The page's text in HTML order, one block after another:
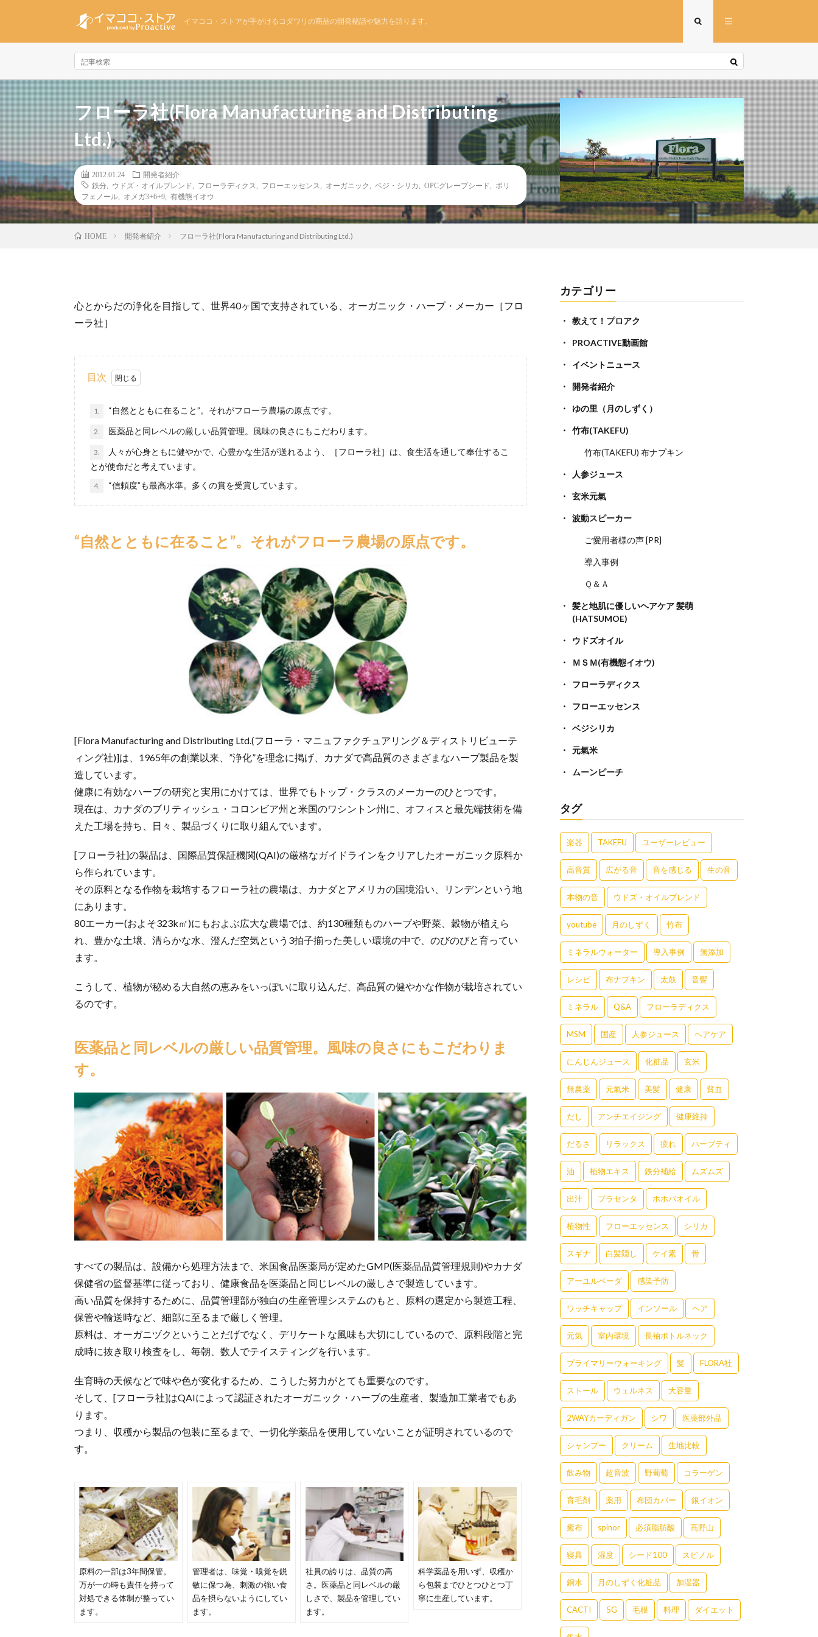
イマココ・ストアが手がけるコダワリの商品の開発秘話や魅力を語ります。
フローラ社(Flora Manufacturing and Distributing
Ltd.)
2012.01.24
開発者紹介
鉄分
ウドズ・オイルブレンド フローラディクス フローエッセンス オーガニック ベジ・シリカ OPCグレープシード
ポリ
フェノール
オメガ3+6+9 有機態イオウ
HOME 開発者紹介 フローラ社(Flora Manufacturing and Distributing Ltd.)
心とからだの浄化を目指して、世界40ヶ国で支持されている、オーガニック・ハーブ・メーカー［フロ
ーラ社］
目次
1. “自然とともに在ること”。それがフローラ農場の原点です。
2. 医薬品と同レベルの厳しい品質管理。風味の良さにもこだわります。
3.
人々が心身ともに健やかで、心豊かな生活が送れるよう、［フローラ社］は、食生活を通して奉仕するこ
とが使命だと考えています。
4. “信頼度”も最高水準。多くの賞を受賞しています。
“自然とともに在ること”。それがフローラ農場の原点です。
[Flora Manufacturing and Distributing Ltd.(フローラ・マニュファクチュアリング＆ディストリビューテ
ィング社)]は、1965年の創業以来、”浄化”を理念に掲げ、カナダで高品質のさまざまなハーブ製品を製
造しています。
健康に有効なハーブの研究と実用にかけては、世界でもトップ・クラスのメーカーのひとつです。
現在は、カナダのブリティッシュ・コロンビア州と米国のワシントン州に、オフィスと最先端技術を備
えた工場を持ち、日々、製品づくりに取り組んでいます。
[フローラ社]の製品は、国際品質保証機関(QAI)の厳格なガイドラインをクリアしたオーガニック原料か
ら作られています。
その原料となる作物を栽培するフローラ社の農場は、カナダとアメリカの国境沿い、リンデンという地
にあります。
80エーカー(およそ323k㎡)にもおよぶ広大な農場では、約130種類ものハーブや野菜、穀物が植えら
れ、豊かな土壌、清らかな水、澄んだ空気という3拍子揃った美しい環境の中で、のびのびと育ってい
ます。
こうして、植物が秘める大自然の恵みをいっぽいに取り込んだ、高品質の健やかな作物が栽培されてい
るのです。
医薬品と同レベルの厳しい品質管理。風味の良さにもこだわりま
す。
すべての製品は、設備から処理方法まで、米国食品医薬局が定めたGMP(医薬品品質管理規則)やカナダ
保健省の監督基準に従っており、健康食品を医薬品と同じレベルの厳しさで製造しています。
高い品質を保持するために、品質管理部が独白の生産管理システムのもと、原料の選定から製造工程、
保管や輸送時など、細部に至るまで厳しく管理。
原料は、オーガニヅクということだげでなく、デリケートな風味も大切にしているので、原料段階と完
成時に抜き取り検査をし、毎朝、数人でテイスティングを行います。
生育時の天候などで味や色が変化するため、こうした努力がとても重要なのです。
そして、[フローラ社]はQAIによって認証されたオーガニック・ハーブの生産者、製造加工業者でもあ
ります。
つまり、収穫から製品の包装に至るまで、一切化学薬品を便用していないことが証明されているので
す。
原料の一部は3年間保管。
万が一の時も責任を持って
対処できる体制が整ってい
ます。
管理者は、味覚・嗅覚を鋭
敏に保つ為、刺激の強い食
品を摂らないようにしてい
ます。
社員の誇りは、品質の高
さ。医薬品と同レベルの厳
しさで、製品を管理してい
ます。
科学薬品を用いず、収穫か
ら包装までひとつひとつ丁
寧に生産しています。
カテゴリー
教えて！プロアク
PROACTIVE動画館
イベントニュース
開発者紹介
ゆの里（月のしずく）
竹布(TAKEFU)
竹布(TAKEFU) 布ナプキン
人参ジュース
玄米元氣
波動スピーカー
ご愛用者様の声 [PR]
導入事例
Ｑ＆Ａ
髪と地肌に優しいヘアケア 髪萌
(HATSUMOE)
ウドズオイル
ＭＳＭ(有機態イオウ)
フローラディクス
フローエッセンス
ベジシリカ
元氣米
ムーンピーチ
タグ
楽器 TAKEFU ユーザーレビュー
高音質 広がる音 音を感じる 生の音
本物の音 ウドズ・オイルブレンド
youtube 月のしずく 竹布
ミネラルウォーター 導入事例 無添加
レシピ 布ナプキン 太鼓 音響
ミネラル Q&A フローラディクス
MSM 国産 人参ジュース ヘアケア
にんじんジュース 化粧品 玄米
無農薬 元氣米 美髪 健康 貧血
だし アンチエイジング 健康維持
だるさ リラックス 疲れ ハーブティ
油 植物エキス 鉄分補給 ムズムズ
出汁 プラセンタ ホホバオイル
植物性 フローエッセンス シリカ
スギナ 白髪隠し ケイ素 骨
アーユルベーダ 感染予防
ワッチキャップ インソール ヘア
元気 室内環境 長袖ボトルネック
プライマリーウォーキング 髪 FLORA社
ストール ウェルネス 大容量
2WAYカーディガン シワ 医薬部外品
シャンプー クリーム 生地比較
飲み物 超音波 野葡萄 コラーゲン
育毛剤 薬用 布団カバー 銀イオン
癒布 spinor 必須脂肪酸 高野山
寝具 湿度 シード100 スピノル
銅水 月のしずく化粧品 加湿器
CACTI 5G 毛根 料理 ダイエット